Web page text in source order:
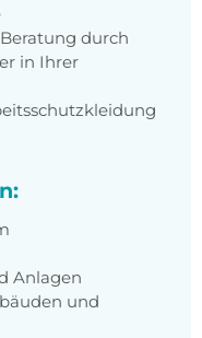
durch
in Ihrer
Anlagen
und